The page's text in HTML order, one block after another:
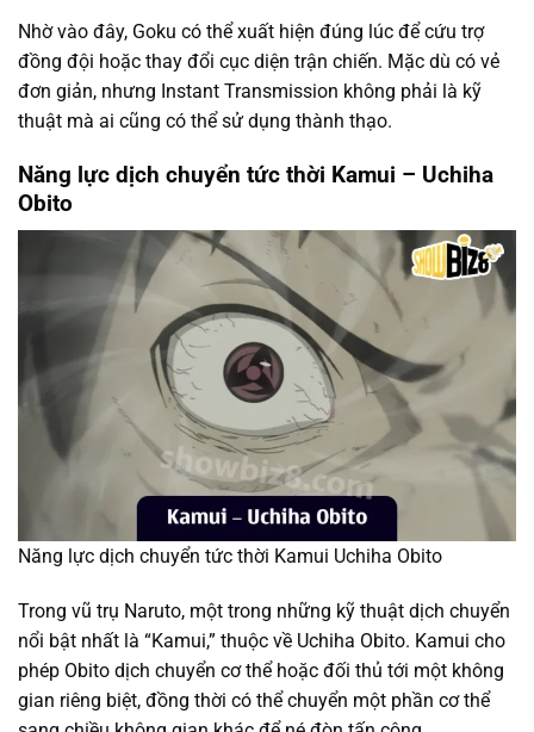
Nhờ vào đây, Goku có thể xuất hiện đúng lúc để cứu trợ
đồng đội hoặc thay đổi cục diện trận chiến. Mặc dù có vẻ
đơn giản, nhưng Instant Transmission không phải là kỹ
thuật mà ai cũng có thể sử dụng thành thạo.
Năng lực dịch chuyển tức thời Kamui – Uchiha
Obito
Năng lực dịch chuyển tức thời Kamui Uchiha Obito
Trong vũ trụ Naruto, một trong những kỹ thuật dịch chuyển
nổi bật nhất là “Kamui,” thuộc về Uchiha Obito. Kamui cho
phép Obito dịch chuyển cơ thể hoặc đối thủ tới một không
gian riêng biệt, đồng thời có thể chuyển một phần cơ thể